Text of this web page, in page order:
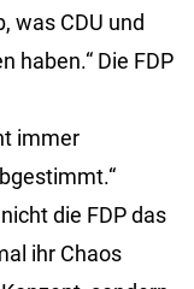
was CDU und
haben.“ Die FDP
immer
die FDP das
ihr Chaos